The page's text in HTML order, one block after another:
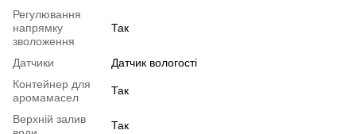
Регулювання
напрямку
зволоження
Так
Датчики
Датчик вологості
Контейнер для
аромамасел
Так
Верхній залив
Так